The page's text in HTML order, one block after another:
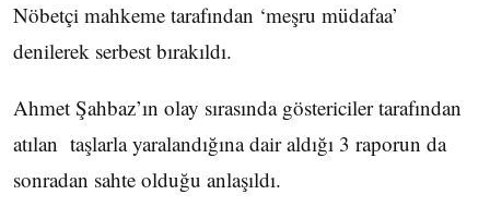
Nöbetçi mahkeme tarafından ‘meşru müdafaa’
denilerek serbest bırakıldı.
Ahmet Şahbaz’ın olay sırasında göstericiler tarafından
atılan taşlarla yaralandığına dair aldığı 3 raporun da
sonradan sahte olduğu anlaşıldı.